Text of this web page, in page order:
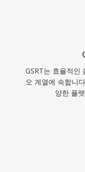
GSRT는 효율적인
오 계열에 속합니
양한 플